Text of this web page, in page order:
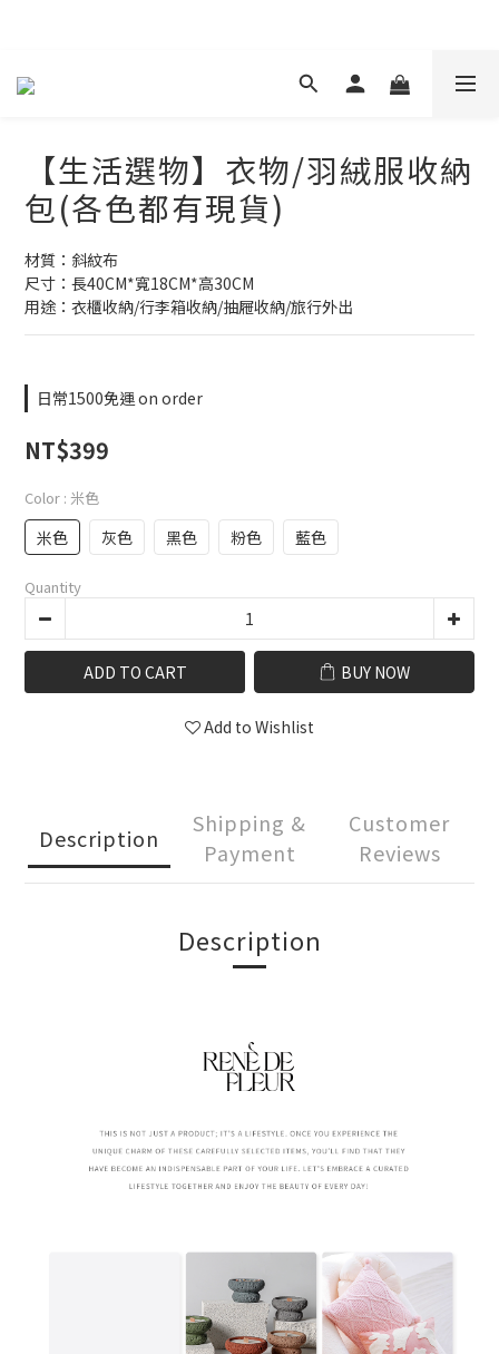
【生活選物】衣物/羽絨服收納
包(各色都有現貨)
材質：斜紋布
尺寸：長40CM*寬18CM*高30CM
用途：衣櫃收納/行李箱收納/抽屜收納/旅行外出
日常1500免運 on order
NT$399
Color : 米色
米色 灰色 黑色 粉色 藍色
Quantity
ADD TO CART BUY NOW
Add to Wishlist
Description
Shipping &
Payment
Customer
Reviews
Description